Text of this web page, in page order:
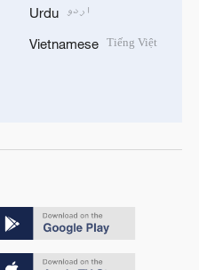
Urdu اردو
Vietnamese Tiếng Việt